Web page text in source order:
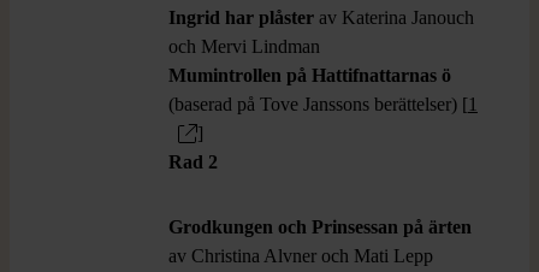
Ingrid har plåster av Katerina Janouch
och Mervi Lindman
Mumintrollen på Hattifnattarnas ö
(baserad på Tove Janssons berättelser) [1
]
Rad 2
Grodkungen och Prinsessan på ärten
av Christina Alvner och Mati Lepp